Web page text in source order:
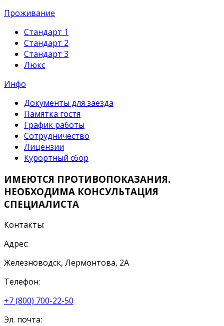
Проживание
Стандарт 1
Стандарт 2
Стандарт 3
Люкс
Инфо
Документы для заезда
Памятка гостя
График работы
Сотрудничество
Лицензии
Курортный сбор
ИМЕЮТСЯ ПРОТИВОПОКАЗАНИЯ.
НЕОБХОДИМА КОНСУЛЬТАЦИЯ
СПЕЦИАЛИСТА
Контакты:
Адрес:
Железноводск, Лермонтова, 2А
Телефон:
+7 (800) 700-22-50
Эл. почта: